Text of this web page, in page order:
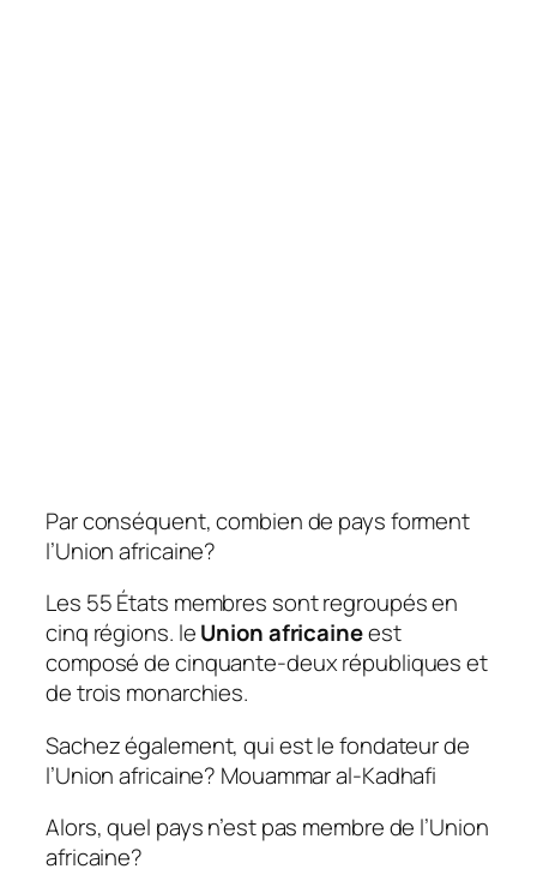
Par conséquent, combien de pays forment
l’Union africaine?
Les 55 États membres sont regroupés en
cinq régions. leUnion africaineest
composé de cinquante-deux républiques et
de trois monarchies.
Sachez également, qui est le fondateur de
l’Union africaine? Mouammar al-Kadhafi
Alors, quel pays n’est pas membre de l’Union
africaine?